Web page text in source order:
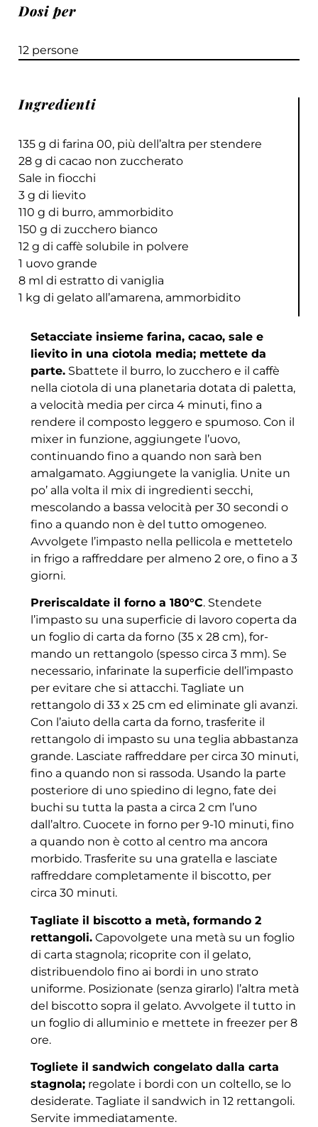
Dosi per
12 persone
Ingredienti
135 g di farina 00, più dell’altra per stendere
28 g di cacao non zuccherato
Sale in fiocchi
3 g di lievito
110 g di burro, ammorbidito
150 g di zucchero bianco
12 g di caffè solubile in polvere
1 uovo grande
8 ml di estratto di vaniglia
1 kg di gelato all’amarena, ammorbidito
Setacciate insieme farina, cacao, sale e
lievito in una ciotola media; mettete da
parte.Sbattete il burro, lo zucchero e il caffè
nella ciotola di una planetaria dotata di paletta,
a velocità media per circa 4 minuti, fino a
rendere il composto leggero e spumoso. Con il
mixer in funzione, aggiungete l’uovo,
continuando fino a quando non sarà ben
amalgamato. Aggiungete la vaniglia. Unite un
po’ alla volta il mix di ingredienti secchi,
mescolando a bassa velocità per 30 secondi o
fino a quando non è del tutto omogeneo.
Avvolgete l’impasto nella pellicola e mettetelo
in frigo a raffreddare per almeno 2 ore, o fino a 3
giorni.
Preriscaldate il forno a 180°C. Stendete
l’impasto su una superficie di lavoro coperta da
un foglio di carta da forno (35 x 28 cm), for-
mando un rettangolo (spesso circa 3 mm). Se
necessario, infarinate la superficie dell’impasto
per evitare che si attacchi. Tagliate un
rettangolo di 33 x 25 cm ed eliminate gli avanzi.
Con l’aiuto della carta da forno, trasferite il
rettangolo di impasto su una teglia abbastanza
grande. Lasciate raffreddare per circa 30 minuti,
fino a quando non si rassoda. Usando la parte
posteriore di uno spiedino di legno, fate dei
buchi su tutta la pasta a circa 2 cm l’uno
dall’altro. Cuocete in forno per 9-10 minuti, fino
a quando non è cotto al centro ma ancora
morbido. Trasferite su una gratella e lasciate
raffreddare completamente il biscotto, per
circa 30 minuti.
Tagliate il biscotto a metà, formando 2
rettangoli.Capovolgete una metà su un foglio
di carta stagnola; ricoprite con il gelato,
distribuendolo fino ai bordi in uno strato
uniforme. Posizionate (senza girarlo) l’altra metà
del biscotto sopra il gelato. Avvolgete il tutto in
un foglio di alluminio e mettete in freezer per 8
ore.
Togliete il sandwich congelato dalla carta
stagnola;regolate i bordi con un coltello, se lo
desiderate. Tagliate il sandwich in 12 rettangoli.
Servite immediatamente.